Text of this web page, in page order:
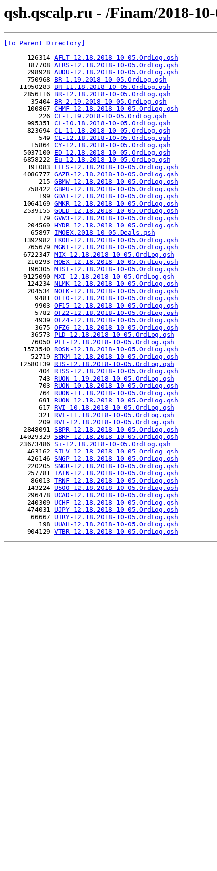
qsh.qscalp.ru - /Finam/2018-
[To Parent Directory]
      126314
AFLT-12.18.2018-10-05.OrdLog.qsh
      187708
ALRS-12.18.2018-10-05.OrdLog.qsh
      298928
AUDU-12.18.2018-10-05.OrdLog.qsh
      750968
BR-1.19.2018-10-05.OrdLog.qsh
    11950283
BR-11.18.2018-10-05.OrdLog.qsh
     2856116
BR-12.18.2018-10-05.OrdLog.qsh
       35404
BR-2.19.2018-10-05.OrdLog.qsh
      100867
CHMF-12.18.2018-10-05.OrdLog.qsh
         226
CL-1.19.2018-10-05.OrdLog.qsh
      995351
CL-10.18.2018-10-05.OrdLog.qsh
      823694
CL-11.18.2018-10-05.OrdLog.qsh
         549
CL-12.18.2018-10-05.OrdLog.qsh
       15864
CY-12.18.2018-10-05.OrdLog.qsh
     5037100
ED-12.18.2018-10-05.OrdLog.qsh
     6858222
Eu-12.18.2018-10-05.OrdLog.qsh
      191083
FEES-12.18.2018-10-05.OrdLog.qsh
     4086777
GAZR-12.18.2018-10-05.OrdLog.qsh
         215
GBMW-12.18.2018-10-05.OrdLog.qsh
      758422
GBPU-12.18.2018-10-05.OrdLog.qsh
         199
GDAI-12.18.2018-10-05.OrdLog.qsh
     1064169
GMKR-12.18.2018-10-05.OrdLog.qsh
     2539155
GOLD-12.18.2018-10-05.OrdLog.qsh
         179
GVW3-12.18.2018-10-05.OrdLog.qsh
      204569
HYDR-12.18.2018-10-05.OrdLog.qsh
       65897
IMOEX.2018-10-05.Deals.qsh
     1392982
LKOH-12.18.2018-10-05.OrdLog.qsh
      765679
MGNT-12.18.2018-10-05.OrdLog.qsh
     6722347
MIX-12.18.2018-10-05.OrdLog.qsh
      216293
MOEX-12.18.2018-10-05.OrdLog.qsh
      196305
MTSI-12.18.2018-10-05.OrdLog.qsh
     9125090
MXI-12.18.2018-10-05.OrdLog.qsh
      124234
NLMK-12.18.2018-10-05.OrdLog.qsh
      204534
NOTK-12.18.2018-10-05.OrdLog.qsh
        9481
OF10-12.18.2018-10-05.OrdLog.qsh
        9903
OF15-12.18.2018-10-05.OrdLog.qsh
        5782
OFZ2-12.18.2018-10-05.OrdLog.qsh
        4939
OFZ4-12.18.2018-10-05.OrdLog.qsh
        3675
OFZ6-12.18.2018-10-05.OrdLog.qsh
       36573
PLD-12.18.2018-10-05.OrdLog.qsh
       76050
PLT-12.18.2018-10-05.OrdLog.qsh
     1573540
ROSN-12.18.2018-10-05.OrdLog.qsh
       52719
RTKM-12.18.2018-10-05.OrdLog.qsh
    12580139
RTS-12.18.2018-10-05.OrdLog.qsh
         404
RTSS-12.18.2018-10-05.OrdLog.qsh
         743
RUON-1.19.2018-10-05.OrdLog.qsh
         703
RUON-10.18.2018-10-05.OrdLog.qsh
         764
RUON-11.18.2018-10-05.OrdLog.qsh
         691
RUON-12.18.2018-10-05.OrdLog.qsh
         617
RVI-10.18.2018-10-05.OrdLog.qsh
         321
RVI-11.18.2018-10-05.OrdLog.qsh
         209
RVI-12.18.2018-10-05.OrdLog.qsh
     2848091
SBPR-12.18.2018-10-05.OrdLog.qsh
    14029329
SBRF-12.18.2018-10-05.OrdLog.qsh
    23673486
Si-12.18.2018-10-05.OrdLog.qsh
      463162
SILV-12.18.2018-10-05.OrdLog.qsh
      426146
SNGP-12.18.2018-10-05.OrdLog.qsh
      220205
SNGR-12.18.2018-10-05.OrdLog.qsh
      257781
TATN-12.18.2018-10-05.OrdLog.qsh
       86013
TRNF-12.18.2018-10-05.OrdLog.qsh
      143224
U500-12.18.2018-10-05.OrdLog.qsh
      296478
UCAD-12.18.2018-10-05.OrdLog.qsh
      240309
UCHF-12.18.2018-10-05.OrdLog.qsh
      474031
UJPY-12.18.2018-10-05.OrdLog.qsh
       66667
UTRY-12.18.2018-10-05.OrdLog.qsh
         198
UUAH-12.18.2018-10-05.OrdLog.qsh
      904129
VTBR-12.18.2018-10-05.OrdLog.qsh